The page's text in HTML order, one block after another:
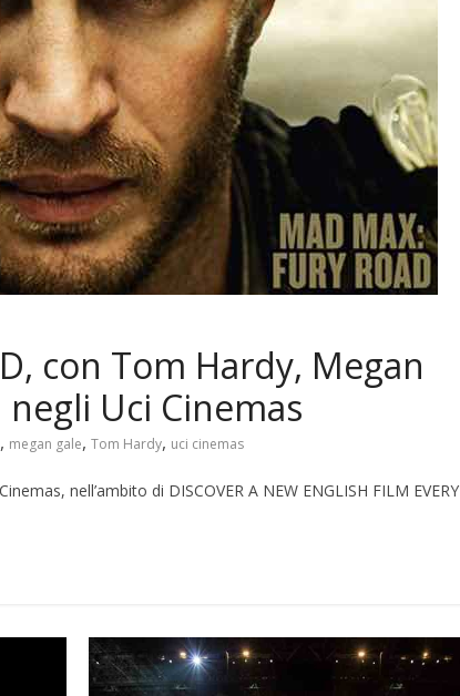
con Tom Hardy, Megan
Uci Cinemas
, megan gale, Tom Hardy, uci cinemas
nell’ambito di DISCOVER A NEW ENGLISH FILM EVERY